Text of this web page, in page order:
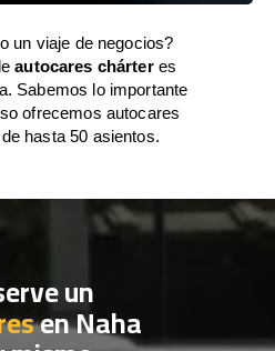
un viaje de negocios?
autocares chárteres
Sabemos lo importante
ofrecemos autocares
hasta 50 asientos.
un
en Naha